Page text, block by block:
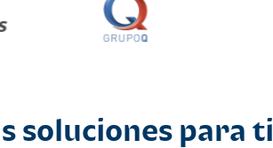
soluciones para ti